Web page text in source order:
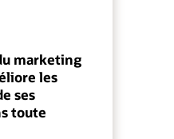
marketing
les
ses
toute